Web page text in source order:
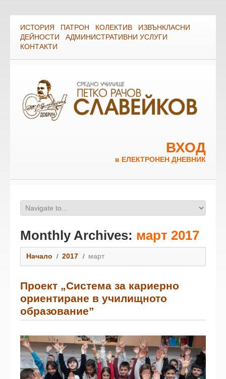
ИСТОРИЯ ПАТРОН КОЛЕКТИВ
ИЗВЪНКЛАСНИ
ДЕЙНОСТИ
АДМИНИСТРАТИВНИ УСЛУГИ
КОНТАКТИ
ВХОД
в ЕЛЕКТРОНЕН ДНЕВНИК
Monthly Archives: март 2017
Начало 2017 март
Проект „Система за кариерно
ориентиране в училищното
образование”